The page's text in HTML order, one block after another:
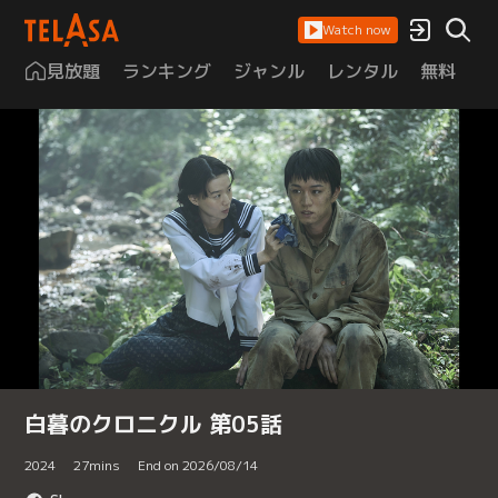
Watch now
見放題 ランキング ジャンル レンタル 無料
白暮のクロニクル 第05話
2024 27mins End on 2026/08/14